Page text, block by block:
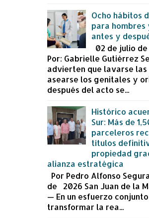
Ocho hábitos
para hombres
antes y
02 de julio
Por: Gabrielle Gutiérrez
advierten que lavarse las
asearse los genitales y
después del acto se...
Histórico
Sur: Más de
parceleros
títulos
propiedad
alianza estratégica
Por Pedro Alfonso
de 2026 San Juan de la
— En un esfuerzo
transformar la rea...